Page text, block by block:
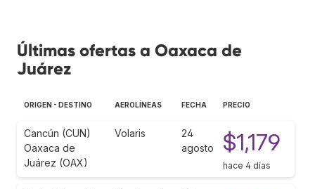
Últimas ofertas a Oaxaca de
Juárez
ORIGEN - DESTINO AEROLÍNEAS FECHA PRECIO
Cancún (CUN)
Oaxaca de
Juárez (OAX)
Volaris
24
agosto
$1,179
hace 4 días